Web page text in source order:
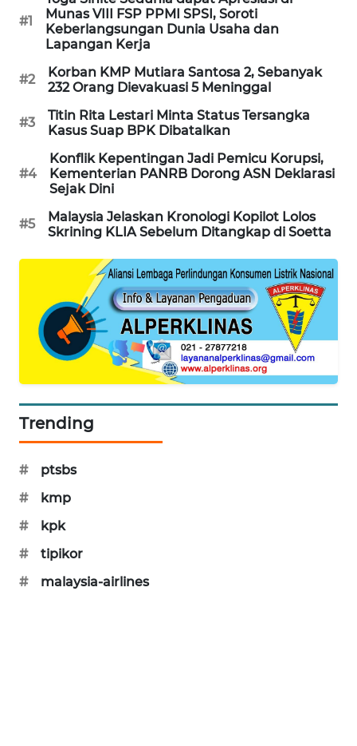
#1
Munas VIII FSP PPMI SPSI, Soroti
Keberlangsungan Dunia Usaha dan
Lapangan Kerja
#2
Korban KMP Mutiara Santosa 2, Sebanyak
232 Orang Dievakuasi 5 Meninggal
#3
Titin Rita Lestari Minta Status Tersangka
Kasus Suap BPK Dibatalkan
#4
Konflik Kepentingan Jadi Pemicu Korupsi,
Kementerian PANRB Dorong ASN Deklarasi
Sejak Dini
#5
Malaysia Jelaskan Kronologi Kopilot Lolos
Skrining KLIA Sebelum Ditangkap di Soetta
Trending
#
ptsbs
#
kmp
#
kpk
#
tipikor
#
malaysia-airlines
KOPEKLIN
PORTAL
KONSUMEN
FORJASIDA
TAMBANG
NEWS
SIDIKALANG
SIBARAGAS
NEWS
METRO
NEWS
METRO
MEDAN
NEWS